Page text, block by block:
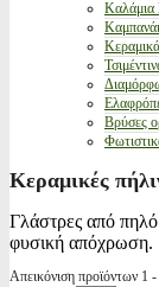
Καλάμια
Βρύσες
Κεραμικές
Γλάστρες από
φυσική απόχρωση.
Απεικόνιση προϊόντων 1